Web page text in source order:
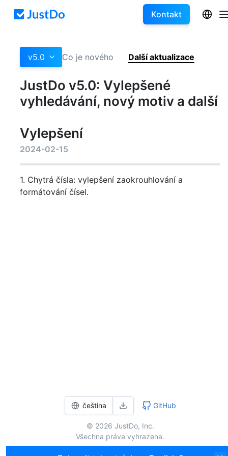
Kontakt
v5.0 Co je nového Další aktualizace
JustDo v5.0: Vylepšené
vyhledávání, nový motiv a další
Vylepšení
2024-02-15
1. Chytrá čísla: vylepšení zaokrouhlování a
formátování čísel.
čeština‎ GitHub
© 2026 JustDo, Inc.
Všechna práva vyhrazena.